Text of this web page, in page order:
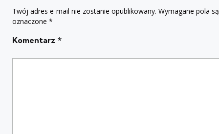
Twój adres e-mail nie zostanie opublikowany. Wymagane pola są
oznaczone *
Komentarz *